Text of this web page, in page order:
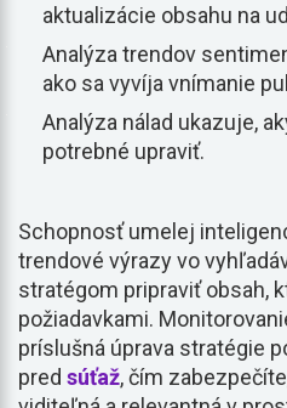
aktualizácie obsahu na
Analýza trendov
ako sa vyvíja vnímanie
Analýza nálad ukazuje,
potrebné upraviť.
Schopnosť umelej
trendové výrazy vo
stratégom pripraviť obsah,
požiadavkami.
príslušná úprava stratégie
pred súťaž, čím